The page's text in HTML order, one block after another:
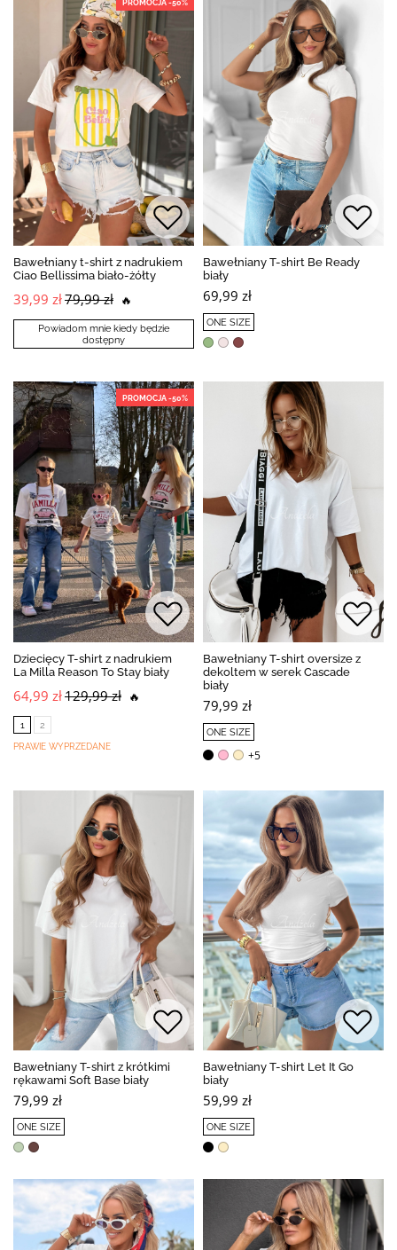
PROMOCJA -50%
Bawełniany t-shirt z nadrukiem
Ciao Bellissima biało-żółty
39,99 zł79,99 zł 🔥
Powiadom mnie kiedy będzie
dostępny
Bawełniany T-shirt Be Ready
biały
69,99 zł
ONE SIZE
PROMOCJA -50%
Dziecięcy T-shirt z nadrukiem
La Milla Reason To Stay biały
64,99 zł129,99 zł 🔥
1 2
PRAWIE WYPRZEDANE
Bawełniany T-shirt oversize z
dekoltem w serek Cascade
biały
79,99 zł
ONE SIZE
+5
Bawełniany T-shirt z krótkimi
rękawami Soft Base biały
79,99 zł
ONE SIZE
Bawełniany T-shirt Let It Go
biały
59,99 zł
ONE SIZE